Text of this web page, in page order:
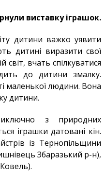
виставку іграшок.
дитини важко уявити
дитині виразити свої
світ, вчать спілкуватися
до дитини змалку.
маленької людини. Вона
дитини.
з природних
іграшки датовані кін.
із Тернопільщини
Збаразький р-н),